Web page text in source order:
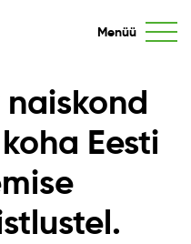
Menüü
Eesti